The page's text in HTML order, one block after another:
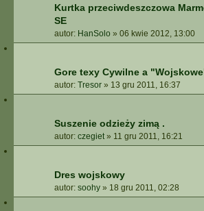
Kurtka przeciwdeszczowa
SE
autor: HanSolo » 06 kwie 2012, 13:00
Gore texy Cywilne a
autor: Tresor » 13 gru 2011, 16:37
Suszenie odzieży zimą .
autor: czegiet» 11 gru 2011, 16:21
Dres wojskowy
autor: soohy » 18 gru 2011, 02:28